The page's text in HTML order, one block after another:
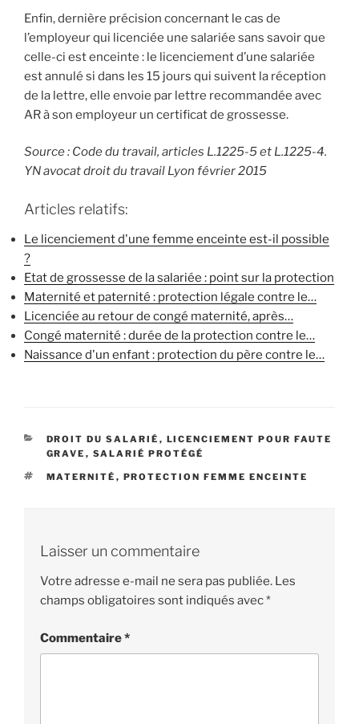
Enfin, dernière précision concernant le cas de
l’employeur qui licenciée une salariée sans savoir que
celle-ci est enceinte : le licenciement d’une salariée
est annulé si dans les 15 jours qui suivent la réception
de la lettre, elle envoie par lettre recommandée avec
AR à son employeur un certificat de grossesse.
Source : Code du travail, articles L.1225-5 et L.1225-4.
YN avocat droit du travail Lyon février 2015
Articles relatifs:
Le licenciement d'une femme enceinte est-il possible
?
Etat de grossesse de la salariée : point sur la protection
Maternité et paternité : protection légale contre le…
Licenciée au retour de congé maternité, après…
Congé maternité : durée de la protection contre le…
Naissance d'un enfant : protection du père contre le…
CATÉGORIES
DROIT DU SALARIÉ , LICENCIEMENT POUR FAUTE
GRAVE , SALARIÉ PROTÉGÉ
ÉTIQUETTES
MATERNITÉ , PROTECTION FEMME ENCEINTE
Laisser un commentaire
Votre adresse e-mail ne sera pas publiée. Les
champs obligatoires sont indiqués avec*
Commentaire*